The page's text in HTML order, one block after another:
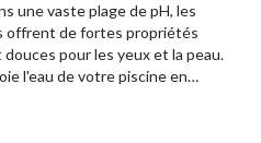
une vaste plage de pH, les
offrent de fortes propriétés
pour les yeux et la peau.
l'eau de votre piscine en